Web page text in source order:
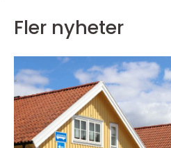
Fler nyheter